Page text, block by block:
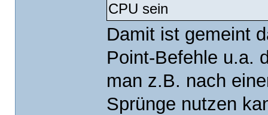
CPU sein
Damit ist gemeint
Point-Befehle u.a.
man z.B. nach
Sprünge nutzen